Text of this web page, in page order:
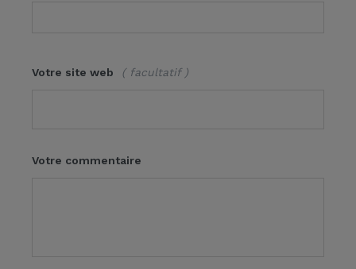
Votre site web ( facultatif )
Votre commentaire